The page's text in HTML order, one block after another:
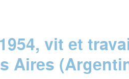
vit et
Aires